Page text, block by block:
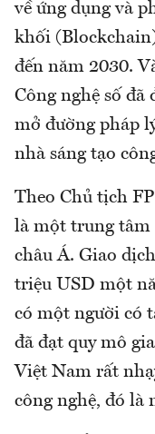
về ứng dụng và
khối
đến năm 2030.
Công nghệ số đã
mở đường pháp
nhà sáng tạo
Theo Chủ tịch
là một trung tâm
châu Á. Giao
triệu USD một
có một người có
đã đạt quy mô
Việt Nam rất
công nghệ, đó là